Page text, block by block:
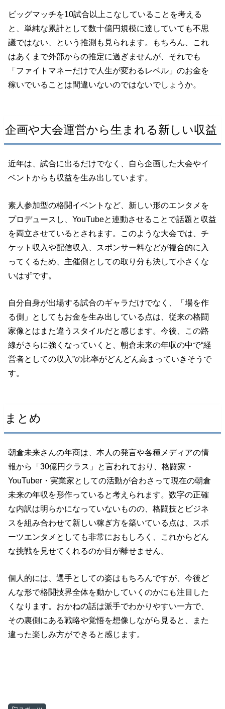
ビッグマッチを10試合以上こなしていることを考える
と、単純な累計として数十億円規模に達していても不思
議ではない、という推測も見られます。もちろん、これ
はあくまで外部からの推定に過ぎませんが、それでも
「ファイトマネーだけで人生が変わるレベル」のお金を
稼いでいることは間違いないのではないでしょうか。
企画や大会運営から生まれる新しい収益
近年は、試合に出るだけでなく、自ら企画した大会やイ
ベントからも収益を生み出しています。
素人参加型の格闘イベントなど、新しい形のエンタメを
プロデュースし、YouTubeと連動させることで話題と収益
を両立させているとされます。このような大会では、チ
ケット収入や配信収入、スポンサー料などが複合的に入
ってくるため、主催側としての取り分も決して小さくな
いはずです。
自分自身が出場する試合のギャラだけでなく、「場を作
る側」としてもお金を生み出している点は、従来の格闘
家像とはまた違うスタイルだと感じます。今後、この路
線がさらに強くなっていくと、朝倉未来の年収の中で“経
営者としての収入”の比率がどんどん高まっていきそうで
す。
まとめ
朝倉未来さんの年商は、本人の発言や各種メディアの情
報から「30億円クラス」と言われており、格闘家・
YouTuber・実業家としての活動が合わさって現在の朝倉
未来の年収を形作っていると考えられます。数字の正確
な内訳は明らかになっていないものの、格闘技とビジネ
スを組み合わせて新しい稼ぎ方を築いている点は、スポ
ーツエンタメとしても非常におもしろく、これからどん
な挑戦を見せてくれるのか目が離せません。
個人的には、選手としての姿はもちろんですが、今後ど
んな形で格闘技界全体を動かしていくのかにも注目した
くなります。おかねの話は派手でわかりやすい一方で、
その裏側にある戦略や覚悟を想像しながら見ると、また
違った楽しみ方ができると感じます。